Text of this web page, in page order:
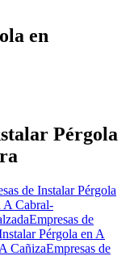
en
Pérgola
de Instalar Pérgola
A Cabral-
Empresas de
Pérgola en A
CañizaEmpresas de